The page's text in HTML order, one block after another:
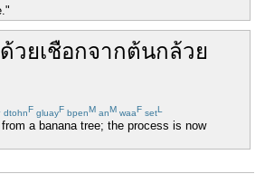
ด้วยเชือกจากต้นกล้วย
dtohnF gluayF bpenM anM waaF setL
a banana tree; the process is now